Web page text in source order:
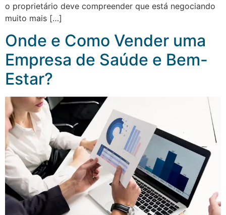
o proprietário deve compreender que está negociando
muito mais […]
Onde e Como Vender uma
Empresa de Saúde e Bem-
Estar?